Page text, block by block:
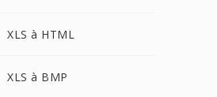
XLS à HTML
XLS à BMP